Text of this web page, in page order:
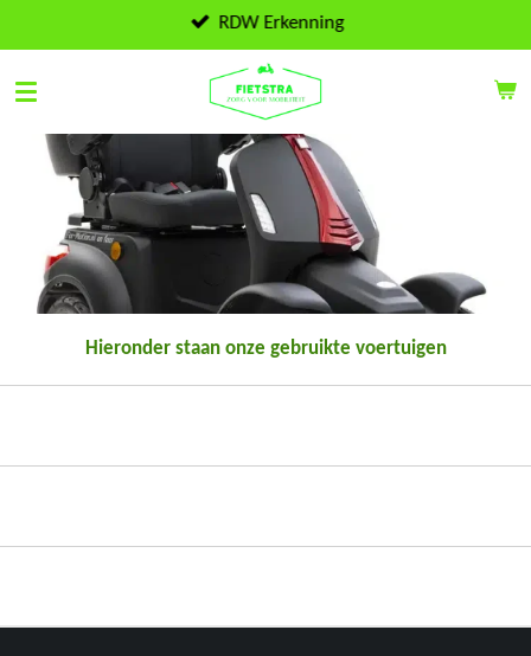
direct
naar
hoofdinhoud
RDW Erkenning
Hieronder staan onze gebruikte voertuigen